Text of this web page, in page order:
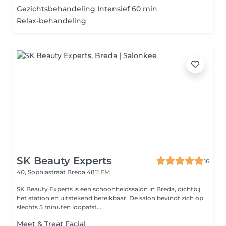
Gezichtsbehandeling Intensief 60 min
Relax-behandeling
SK Beauty Experts
16
40, Sophiastraat Breda 4811 EM
SK Beauty Experts is een schoonheidssalon in Breda, dichtbij
het station en uitstekend bereikbaar. De salon bevindt zich op
slechts 5 minuten loopafst...
Meet & Treat Facial